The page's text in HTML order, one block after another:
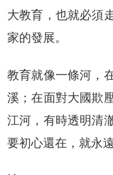
大教育，也就必須
家的發展。
教育就像一條河，
溪；在面對大國欺
江河，有時透明清
要初心還在，就永